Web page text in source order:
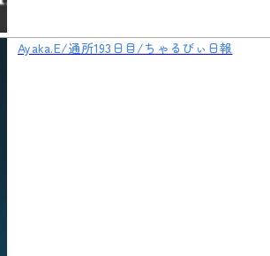
Ayaka.E/通所193日目/ちゃるびぃ日報